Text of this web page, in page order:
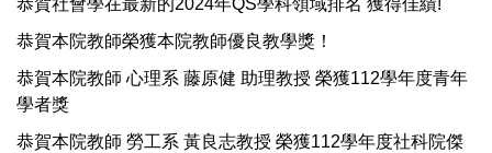
恭賀社會學在最新的2024年QS學科領域排名 獲得佳績!
恭賀本院教師榮獲本院教師優良教學獎！
恭賀本院教師 心理系 藤原健 助理教授 榮獲112學年度青年
學者獎
恭賀本院教師 勞工系 黃良志教授 榮獲112學年度社科院傑